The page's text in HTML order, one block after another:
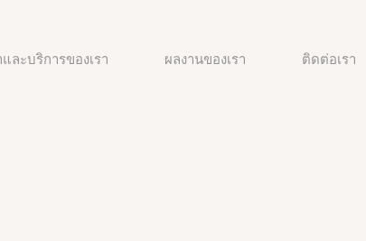
ละบริการของเรา ผลงานของเรา ติดต่อเรา